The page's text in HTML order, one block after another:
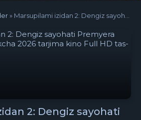
» Marsupilami izidan 2: Dengiz sayohati Premyera Uzbek tilida O'zbekcha 2026 tarjima kino Full HD tas-ix skachat
2: Dengiz sayohati